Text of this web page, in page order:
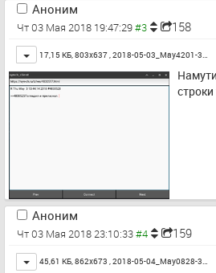
Аноним
Чт 03 Мая 2018 19:47:29 158
Toggle
17,15 КБ, 803x637 ,2018-05-03_May4201-3…
строки
Аноним
Чт 03 Мая 2018 23:10:33 159
Toggle
45,61 КБ, 862x673 ,2018-05-04_May0828-3…